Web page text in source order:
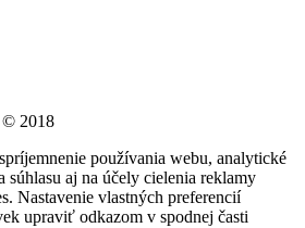
© 2018
používania webu, analytické
súhlasu aj na účely cielenia reklamy
Nastavenie vlastných preferencií
upraviť odkazom v spodnej časti